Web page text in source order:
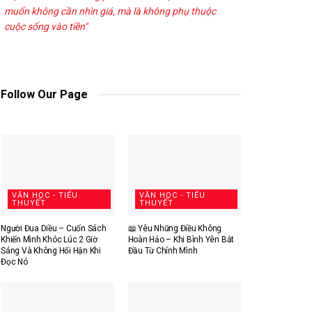
muốn không cần nhìn giá, mà là không phụ thuộc
cuộc sống vào tiền"
Follow Our Page
VĂN HỌC - TIỂU
THUYẾT
Người Đua Diều – Cuốn Sách
Khiến Mình Khóc Lúc 2 Giờ
Sáng Và Không Hối Hận Khi
Đọc Nó
VĂN HỌC - TIỂU
THUYẾT
📖 Yêu Những Điều Không
Hoàn Hảo – Khi Bình Yên Bắt
Đầu Từ Chính Mình